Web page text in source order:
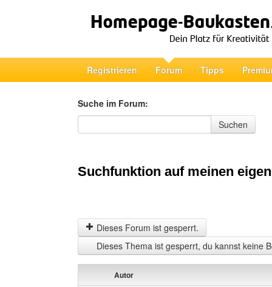
Registrieren Forum Tipps
Suche im Forum:
Suche im Forum
Suchen
Suchfunktion auf meinen
Dieses Forum ist gesperrt.
Dieses Thema ist gesperrt, du kannst keine
Autor